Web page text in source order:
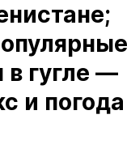
в гугле —
и погода